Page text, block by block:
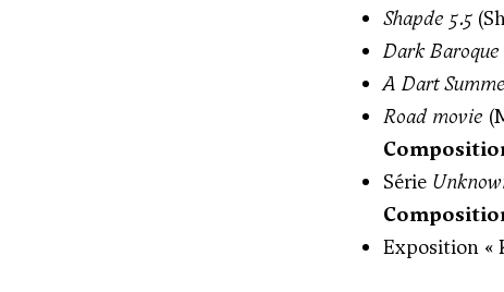
Shapde 5.5
Dark Baroque
A Dart
Road movie
Série
Exposition «